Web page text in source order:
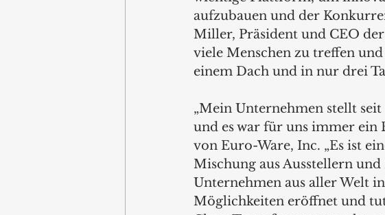
aufzubauen und der
Miller, Präsident und CEO
viele Menschen zu treffen
einem Dach und in nur drei
„Mein Unternehmen stellt
und es war für uns immer ein
von Euro-Ware, Inc. „Es ist
Mischung aus Ausstellern
Unternehmen aus aller Welt
Möglichkeiten eröffnet und